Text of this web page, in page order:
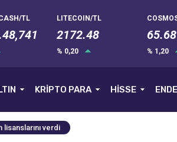
TL LITECOIN/TL
2172.48
% 0,20
65.68
% 1,20
KRİPTO PARA HİSSE
verdi